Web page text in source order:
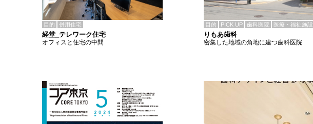
目的 併用住宅
経堂_テレワーク住宅
オフィスと住宅の中間
目的 PICK UP 歯科医院 医療・福祉施設
りもあ歯科
密集した地域の角地に建つ歯科医院